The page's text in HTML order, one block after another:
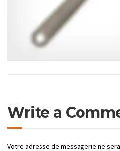
Write a
Votre adresse de messagerie ne